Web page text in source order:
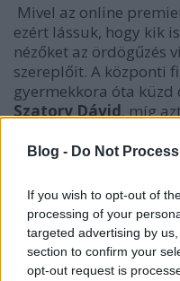
Blog - Do Not
If you wish to opt-out of
processing of your
targeted advertising by
section to confirm your
opt-out request is
Mivel az online
ezért lássuk, hogy kik
nézőket az ördögűzés
szereplőit. A központi
gyermekkora óta
Szatory Dávid, míg
segítségével
természetfeletti erőktől
ébrednie arra, hogy
démonjaitól, akkor
világ sorsa is
FOX-nak! A magyar
tudjátok elolvasni.